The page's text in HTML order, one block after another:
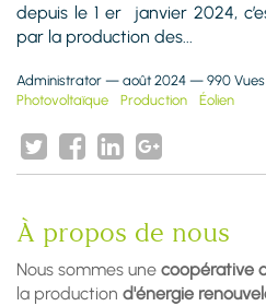
depuis le 1 er janvier 2024,
par la production des...
Administrator — août 2024 — 990 Vues
Photovoltaïque
Production Éolien
À propos de nous
Nous sommes une coopérative
la production d'énergie